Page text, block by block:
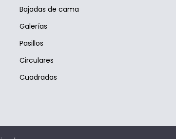
Bajadas de cama
Galerías
Pasillos
Circulares
Cuadradas